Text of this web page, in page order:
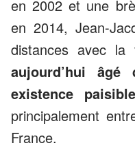
en 2002 et une
en 2014, Jean-
distances avec la
aujourd’hui
existence
principalement
France.